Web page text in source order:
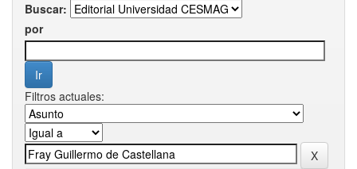
Buscar:
por
Filtros actuales: